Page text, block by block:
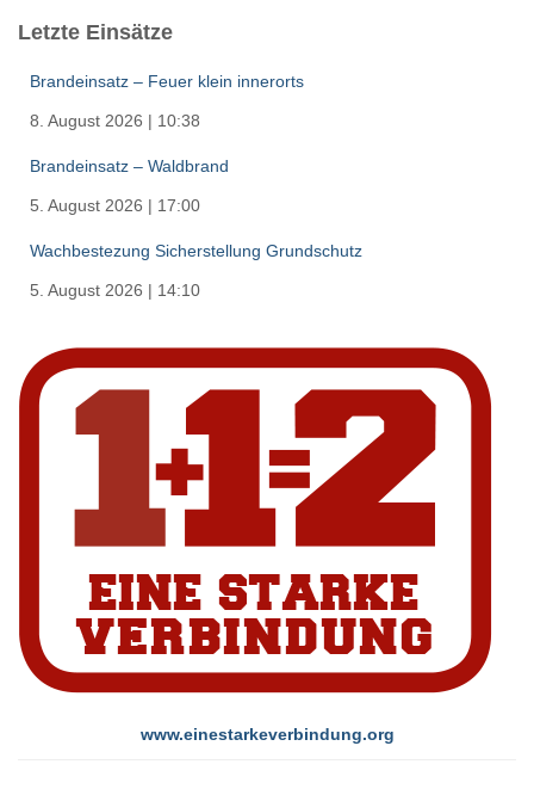
Letzte Einsätze
Brandeinsatz – Feuer klein innerorts
8. August 2026 | 10:38
Brandeinsatz – Waldbrand
5. August 2026 | 17:00
Wachbestezung Sicherstellung Grundschutz
5. August 2026 | 14:10
www.einestarkeverbindung.org